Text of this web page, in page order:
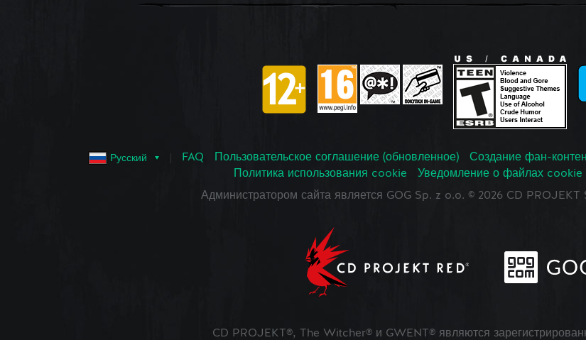
Русский FAQ Пользовательское соглашение (обновленное) Создание фан-
Политика использования cookie
Уведомление о файлах cookie
Администратором сайта является GOG Sp. z o.o. © 2026 CD
CD PROJEKT®, The Witcher® и GWENT® являются